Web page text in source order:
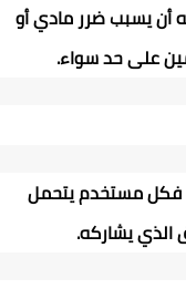
أن يسبب ضرر مادي أو
على حد سواء.
فكل مستخدم يتحمل
الذي يشاركه.